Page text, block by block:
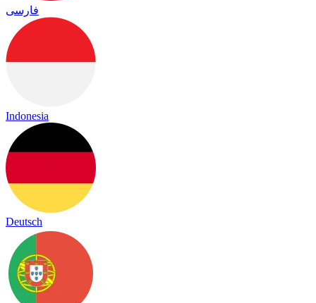
فارسی
Indonesia
Deutsch